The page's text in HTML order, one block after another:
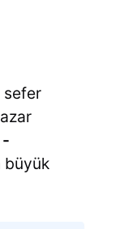
sefer
büyük